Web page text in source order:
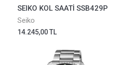
SEIKO KOL SAATİ SSB429P
Seiko
14.245,00 TL